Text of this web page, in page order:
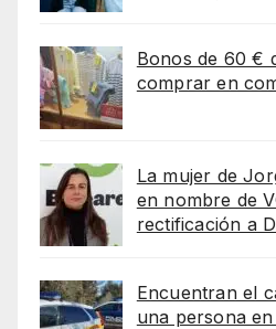
Bonos de 60 €
comprar en
La mujer de
en nombre de
rectificación a
Encuentran el
una persona